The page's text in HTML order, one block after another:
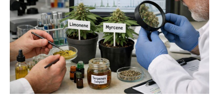
profilu
zapachowym